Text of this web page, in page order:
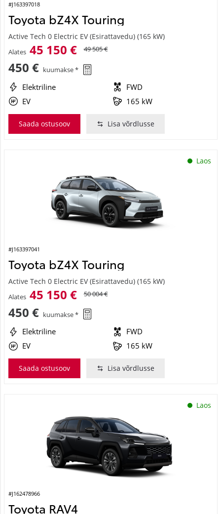
#J163397018
Toyota bZ4X Touring
Active Tech 0 Electric EV (Esirattavedu) (165 kW)
Alates 45 150 € 49 505 €
450 € kuumakse *
Elektriline
FWD
EV
165 kW
Saada ostusoov Lisa võrdlusse
Laos
#J163397041
Toyota bZ4X Touring
Active Tech 0 Electric EV (Esirattavedu) (165 kW)
Alates 45 150 € 50 004 €
450 € kuumakse *
Elektriline
FWD
EV
165 kW
Saada ostusoov Lisa võrdlusse
Laos
#J162478966
Toyota RAV4